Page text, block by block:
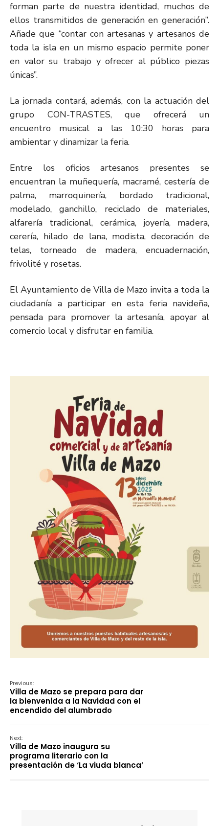
forman parte de nuestra identidad, muchos de
ellos transmitidos de generación en generación”.
Añade que “contar con artesanas y artesanos de
toda la isla en un mismo espacio permite poner
en valor su trabajo y ofrecer al público piezas
únicas”.
La jornada contará, además, con la actuación del
grupo CON-TRASTES, que ofrecerá un
encuentro musical a las 10:30 horas para
ambientar y dinamizar la feria.
Entre los oficios artesanos presentes se
encuentran la muñequería, macramé, cestería de
palma, marroquinería, bordado tradicional,
modelado, ganchillo, reciclado de materiales,
alfarería tradicional, cerámica, joyería, madera,
cerería, hilado de lana, modista, decoración de
telas, torneado de madera, encuadernación,
frivolité y rosetas.
El Ayuntamiento de Villa de Mazo invita a toda la
ciudadanía a participar en esta feria navideña,
pensada para promover la artesanía, apoyar al
comercio local y disfrutar en familia.
Previous:
Villa de Mazo se prepara para dar
la bienvenida a la Navidad con el
encendido del alumbrado
Next:
Villa de Mazo inaugura su
programa literario con la
presentación de ‘La viuda blanca’